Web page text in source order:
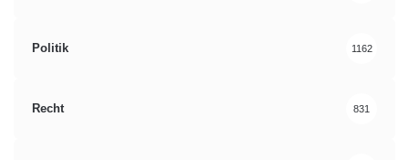
Politik 1162
Recht 831